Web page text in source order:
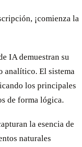
¡comienza la
IA demuestran su
analítico. El sistema
los principales
de forma lógica.
la esencia de
naturales